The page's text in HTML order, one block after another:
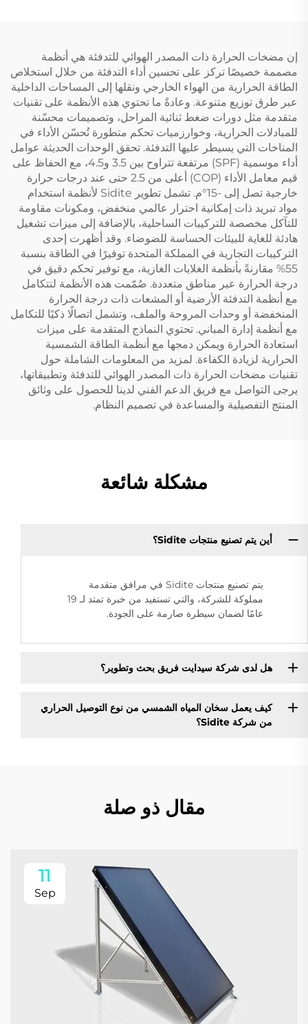
إن مضخات الحرارة ذات المصدر الهوائي للتدفئة هي أنظمة
مصممة خصيصًا تركز على تحسين أداء التدفئة من خلال استخلاص
الطاقة الحرارية من الهواء الخارجي ونقلها إلى المساحات الداخلية
عبر طرق توزيع متنوعة. وعادةً ما تحتوي هذه الأنظمة على تقنيات
متقدمة مثل دورات ضغط ثنائية المراحل، وتصميمات محسّنة
للمبادلات الحرارية، وخوارزميات تحكم متطورة تُحسّن الأداء في
المناخات التي يسيطر عليها التدفئة. تحقق الوحدات الحديثة عوامل
أداء موسمية (SPF) مرتفعة تتراوح بين 3.5 و4.5، مع الحفاظ على
قيم معامل الأداء (COP) أعلى من 2.5 حتى عند درجات حرارة
خارجية تصل إلى -15°م. تشمل تطوير Sidite لأنظمة استخدام
مواد تبريد ذات إمكانية احترار عالمي منخفض، ومكونات مقاومة
للتآكل مخصصة للتركيبات الساحلية، بالإضافة إلى ميزات تشغيل
هادئة للغاية للبيئات الحساسة للضوضاء. وقد أظهرت إحدى
التركيبات التجارية في المملكة المتحدة توفيرًا في الطاقة بنسبة
55% مقارنةً بأنظمة الغلايات الغازية، مع توفير تحكم دقيق في
درجة الحرارة عبر مناطق متعددة. صُمّمت هذه الأنظمة لتتكامل
مع أنظمة التدفئة الأرضية أو المشعات ذات درجة الحرارة
المنخفضة أو وحدات المروحة والملف، وتشمل اتصالًا ذكيًا للتكامل
مع أنظمة إدارة المباني. تحتوي النماذج المتقدمة على ميزات
استعادة الحرارة ويمكن دمجها مع أنظمة الطاقة الشمسية
الحرارية لزيادة الكفاءة. لمزيد من المعلومات الشاملة حول
تقنيات مضخات الحرارة ذات المصدر الهوائي للتدفئة وتطبيقاتها،
يرجى التواصل مع فريق الدعم الفني لدينا للحصول على وثائق
المنتج التفصيلية والمساعدة في تصميم النظام.
مشكلة شائعة
أين يتم تصنيع منتجات Sidite؟
يتم تصنيع منتجات Sidite في مرافق متقدمة
مملوكة للشركة، والتي تستفيد من خبرة تمتد لـ 19
عامًا لضمان سيطرة صارمة على الجودة.
هل لدى شركة سيدايت فريق بحث وتطوير؟
كيف يعمل سخان المياه الشمسي من نوع التوصيل الحراري
من شركة Sidite؟
مقال ذو صلة
11
Sep